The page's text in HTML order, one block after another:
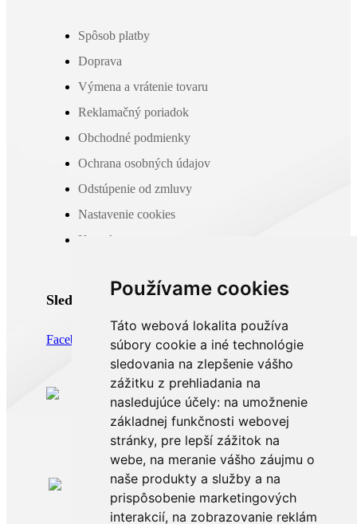
Používame cookies
Táto webová lokalita používa
súbory cookie a iné technológie
sledovania na zlepšenie vášho
zážitku z prehliadania na
nasledujúce účely: na umožnenie
základnej funkčnosti webovej
stránky, pre lepší zážitok na
webe, na meranie vášho záujmu o
naše produkty a služby a na
prispôsobenie marketingových
interakcií, na zobrazovanie reklám
Spôsob platby
Doprava
Výmena a vrátenie tovaru
Reklamačný poriadok
Obchodné podmienky
Ochrana osobných údajov
Odstúpenie od zmluvy
Nastavenie cookies
Kontakt
Sledujte nás
Facebook Instagram
Po-Pia: 8.00 -16.00
0911 999 361